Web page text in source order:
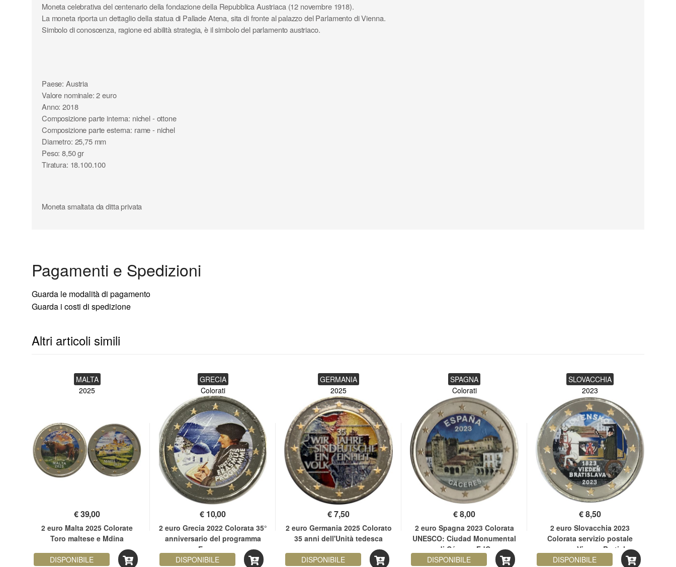
Moneta celebrativa del centenario della fondazione della Repubblica Austriaca (12 novembre 1918).
La moneta riporta un dettaglio della statua di Pallade Atena, sita di fronte al palazzo del Parlamento di Vienna.
Simbolo di conoscenza, ragione ed abilità strategia, è il simbolo del parlamento austriaco.
Paese: Austria
Valore nominale: 2 euro
Anno: 2018
Composizione parte interna: nichel - ottone
Composizione parte esterna: rame - nichel
Diametro: 25,75 mm
Peso: 8,50 gr
Tiratura: 18.100.100
Moneta smaltata da ditta privata
Pagamenti e Spedizioni
Guarda le modalità di pagamento
Guarda i costi di spedizione
Altri articoli simili
MALTA
2025
€39,00
2 euro Malta 2025 Colorate
Toro maltese e Mdina
DISPONIBILE
GRECIA
Colorati
€ 10,00
2 euro Grecia 2022 Colorata 35°
anniversario del programma
Erasmus
DISPONIBILE
GERMANIA
2025
€7,50
2 euro Germania 2025 Colorato
35 anni dell'Unità tedesca
DISPONIBILE
SPAGNA
Colorati
€8,00
2 euro Spagna 2023 Colorata
UNESCO: Ciudad Monumental
di Cáceres FdC
DISPONIBILE
SLOVACCHIA
2023
€8,50
2 euro Slovacchia 2023
Colorata servizio postale
espresso Vienna-Bratislava
DISPONIBILE